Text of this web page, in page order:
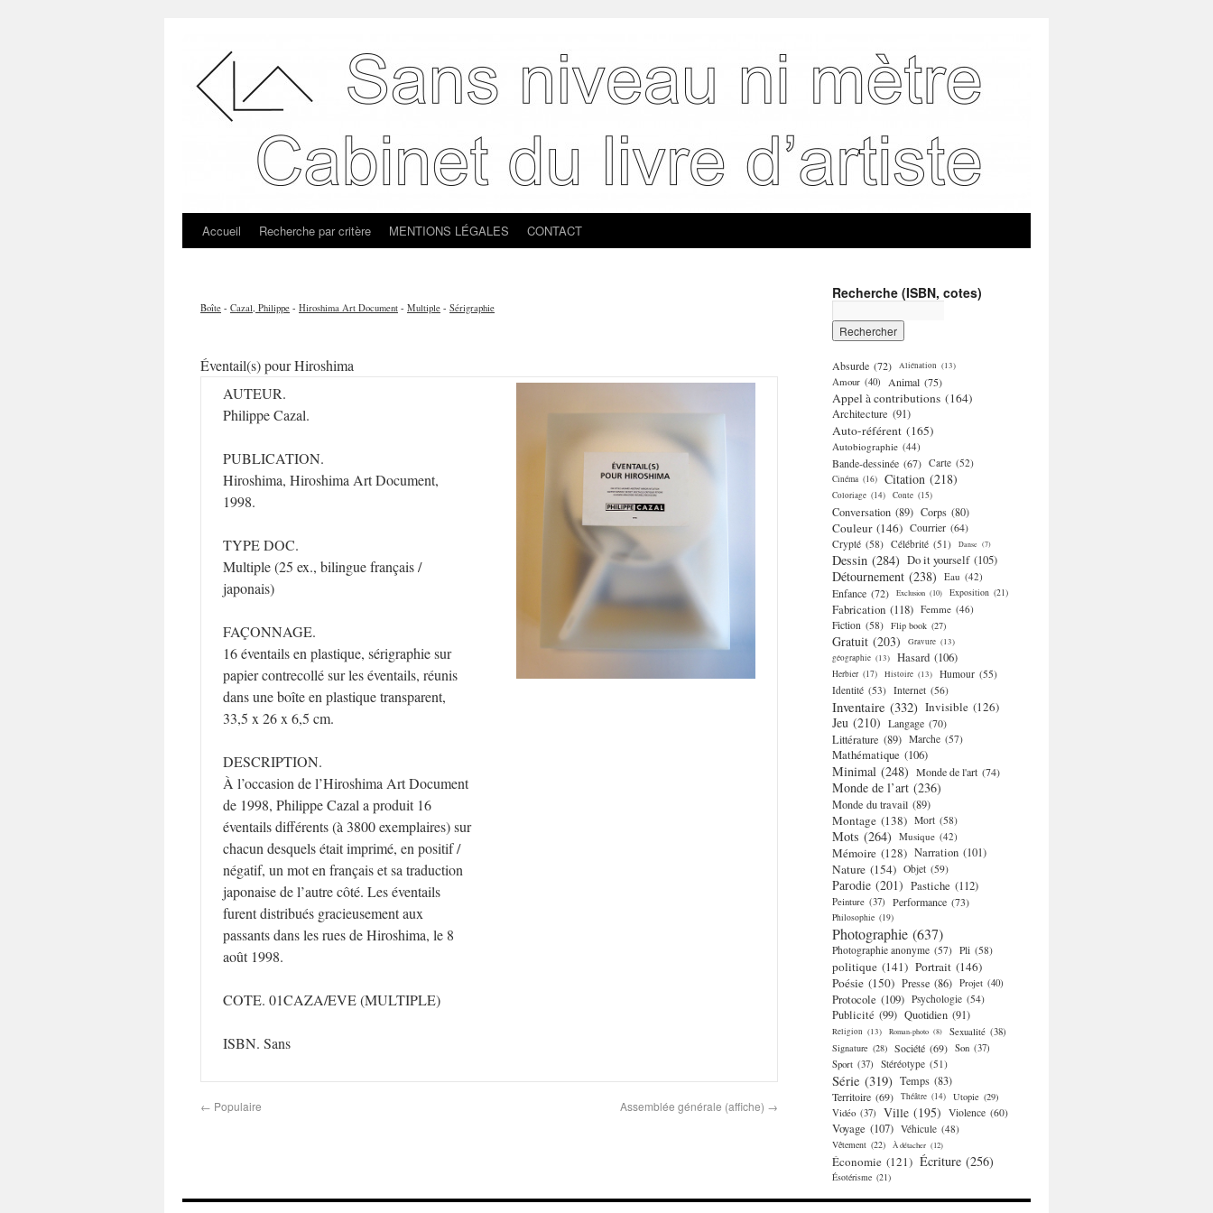
Accueil Recherche par critère MENTIONS LÉGALES CONTACT
Boîte - Cazal, Philippe - Hiroshima Art Document - Multiple - Sérigraphie
Éventail(s) pour Hiroshima
AUTEUR.
Philippe Cazal.
PUBLICATION.
Hiroshima, Hiroshima Art Document,
1998.
TYPE DOC.
Multiple (25 ex., bilingue français /
japonais)
FAÇONNAGE.
16 éventails en plastique, sérigraphie sur
papier contrecollé sur les éventails, réunis
dans une boîte en plastique transparent,
33,5 x 26 x 6,5 cm.
DESCRIPTION.
À l’occasion de l’Hiroshima Art Document
de 1998, Philippe Cazal a produit 16
éventails différents (à 3800 exemplaires) sur
chacun desquels était imprimé, en positif /
négatif, un mot en français et sa traduction
japonaise de l’autre côté. Les éventails
furent distribués gracieusement aux
passants dans les rues de Hiroshima, le 8
août 1998.
COTE. 01CAZA/EVE (MULTIPLE)
ISBN. Sans
← Populaire Assemblée générale (affiche) →
Recherche (ISBN, cotes)
Absurde (72) Aliénation (13)
Amour (40) Animal (75)
Appel à contributions (164)
Architecture (91)
Auto-référent (165)
Autobiographie (44)
Bande-dessinée (67) Carte (52)
Cinéma (16) Citation (218)
Coloriage (14) Conte (15)
Conversation (89) Corps (80)
Couleur (146) Courrier (64)
Crypté (58) Célébrité (51) Danse (7)
Dessin (284) Do it yourself (105)
Détournement (238) Eau (42)
Enfance (72) Exclusion (10) Exposition (21)
Fabrication (118) Femme (46)
Fiction (58) Flip book (27)
Gratuit (203) Gravure (13)
géographie (13) Hasard (106)
Herbier (17) Histoire (13) Humour (55)
Identité (53) Internet (56)
Inventaire (332) Invisible (126)
Jeu (210) Langage (70)
Littérature (89) Marche (57)
Mathématique (106)
Minimal (248) Monde de l'art (74)
Monde de l’art (236)
Monde du travail (89)
Montage (138) Mort (58)
Mots (264) Musique (42)
Mémoire (128) Narration (101)
Nature (154) Objet (59)
Parodie (201) Pastiche (112)
Peinture (37) Performance (73)
Philosophie (19)
Photographie (637)
Photographie anonyme (57) Pli (58)
politique (141) Portrait (146)
Poésie (150) Presse (86) Projet (40)
Protocole (109) Psychologie (54)
Publicité (99) Quotidien (91)
Religion (13) Roman-photo (8) Sexualité (38)
Signature (28) Société (69) Son (37)
Sport (37) Stéréotype (51)
Série (319) Temps (83)
Territoire (69) Théâtre (14) Utopie (29)
Vidéo (37) Ville (195) Violence (60)
Voyage (107) Véhicule (48)
Vêtement (22) À détacher (12)
Économie (121) Écriture (256)
Ésotérisme (21)